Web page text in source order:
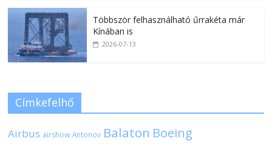
Többször felhasználható űrrakéta már
Kínában is
2026-07-13
Címkefelhő
Airbus airshow Antonov Balaton Boeing